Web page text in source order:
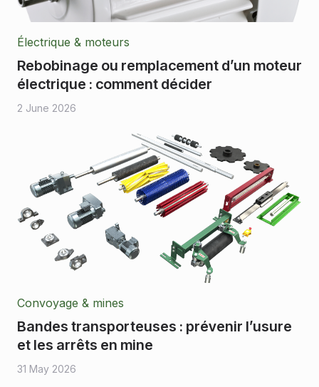
Électrique & moteurs
Rebobinage ou remplacement d’un moteur
électrique : comment décider
2 June 2026
Convoyage & mines
Bandes transporteuses : prévenir l’usure
et les arrêts en mine
31 May 2026